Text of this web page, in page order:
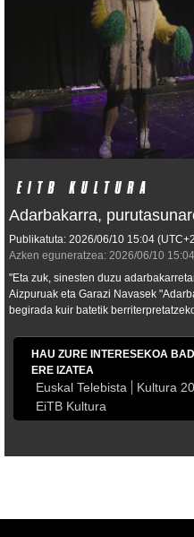
Adarbakarra,
Publikatuta: 2026/06/10 15:04
Azken eguneratzea: 2026/06/10 15:04
"Eta zuk, sinesten duzu
Aizpuruak eta Garazi Navasek
begirada kuir batetik
HAU ZURE INTERESEKOA
ERE IZATEA
Euskal Telebista Kultura
EiTB Kultura